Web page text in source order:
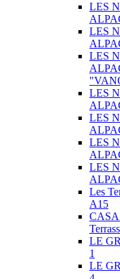
LES
LES
LES
LES
LES
LES
LES
Les
A15
LE
1
LE